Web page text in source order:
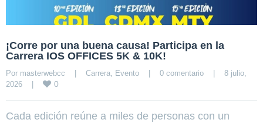
¡Corre por una buena causa! Participa en la
Carrera IOS OFFICES 5K & 10K!
Por masterwebcc | Carrera Evento | 0 comentario |
8 julio,
2026 | 0
Cada edición reúne a miles de personas con un